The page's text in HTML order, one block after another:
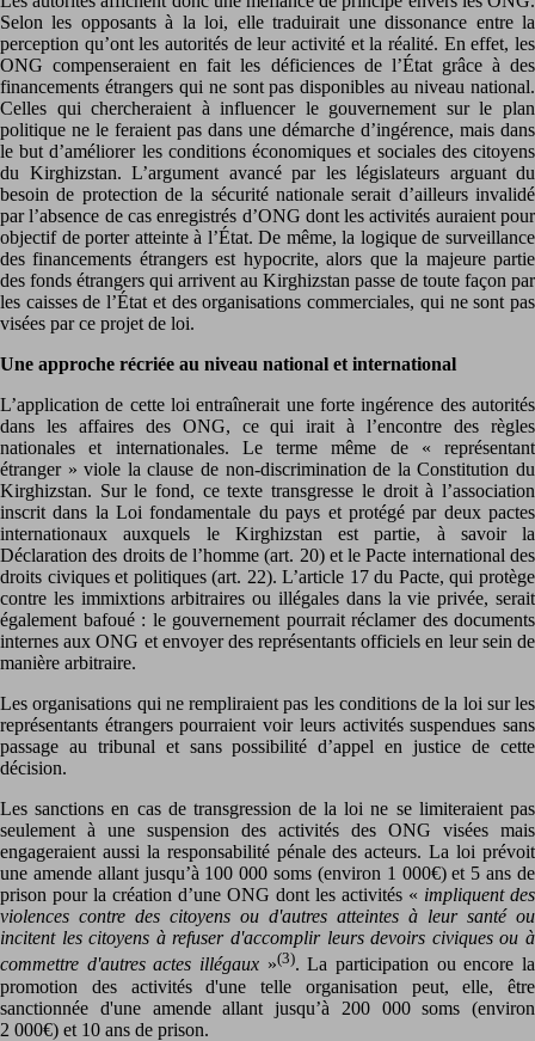
Selon les opposants à la loi, elle traduirait une dissonance entre la
perception qu’ont les autorités de leur activité et la réalité. En effet, les
ONG compenseraient en fait les déficiences de l’État grâce à des
financements étrangers qui ne sont pas disponibles au niveau national.
Celles qui chercheraient à influencer le gouvernement sur le plan
politique ne le feraient pas dans une démarche d’ingérence, mais dans
le but d’améliorer les conditions économiques et sociales des citoyens
du Kirghizstan. L’argument avancé par les législateurs arguant du
besoin de protection de la sécurité nationale serait d’ailleurs invalidé
par l’absence de cas enregistrés d’ONG dont les activités auraient pour
objectif de porter atteinte à l’État. De même, la logique de surveillance
des financements étrangers est hypocrite, alors que la majeure partie
des fonds étrangers qui arrivent au Kirghizstan passe de toute façon par
les caisses de l’État et des organisations commerciales, qui ne sont pas
visées par ce projet de loi.
Une approche récriée au niveau national et international
L’application de cette loi entraînerait une forte ingérence des autorités
dans les affaires des ONG, ce qui irait à l’encontre des règles
nationales et internationales. Le terme même de « représentant
étranger » viole la clause de non-discrimination de la Constitution du
Kirghizstan. Sur le fond, ce texte transgresse le droit à l’association
inscrit dans la Loi fondamentale du pays et protégé par deux pactes
internationaux auxquels le Kirghizstan est partie, à savoir la
Déclaration des droits de l’homme (art. 20) et le Pacte international des
droits civiques et politiques (art. 22). L’article 17 du Pacte, qui protège
contre les immixtions arbitraires ou illégales dans la vie privée, serait
également bafoué : le gouvernement pourrait réclamer des documents
internes aux ONG et envoyer des représentants officiels en leur sein de
manière arbitraire.
Les organisations qui ne rempliraient pas les conditions de la loi sur les
représentants étrangers pourraient voir leurs activités suspendues sans
passage au tribunal et sans possibilité d’appel en justice de cette
décision.
Les sanctions en cas de transgression de la loi ne se limiteraient pas
seulement à une suspension des activités des ONG visées mais
engageraient aussi la responsabilité pénale des acteurs. La loi prévoit
une amende allant jusqu’à 100 000 soms (environ 1 000€) et 5 ans de
prison pour la création d’une ONG dont les activités « impliquent des
violences contre des citoyens ou d'autres atteintes à leur santé ou
incitent les citoyens à refuser d'accomplir leurs devoirs civiques ou à
commettre d'autres actes illégaux »(3). La participation ou encore la
promotion des activités d'une telle organisation peut, elle, être
sanctionnée d'une amende allant jusqu’à 200 000 soms (environ
2 000€) et 10 ans de prison.